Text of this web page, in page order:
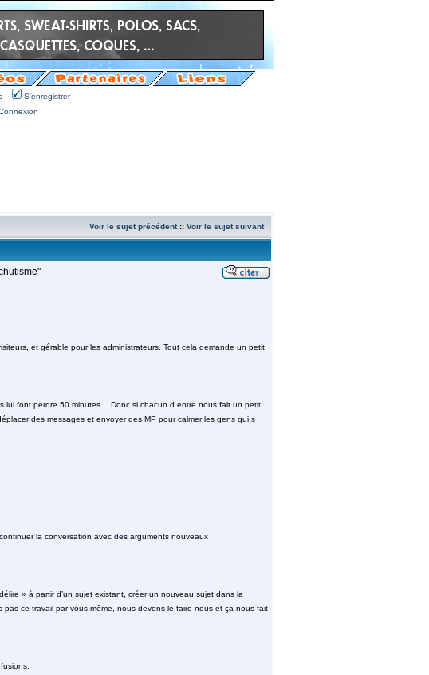
S'enregistrer
Voir le sujet précédent:: Voir le sujet suivant
et gérable pour les administrateurs. Tout cela demande un petit
lui font perdre 50 minutes… Donc si chacun d entre nous fait un petit
des messages et envoyer des MP pour calmer les gens qui s
la conversation avec des arguments nouveaux
» à partir d’un sujet existant, créer un nouveau sujet dans la
ce travail par vous même, nous devons le faire nous et ça nous fait